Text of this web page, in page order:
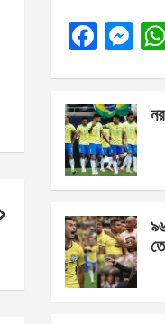
F
b
o
o
k
M
n
g
er